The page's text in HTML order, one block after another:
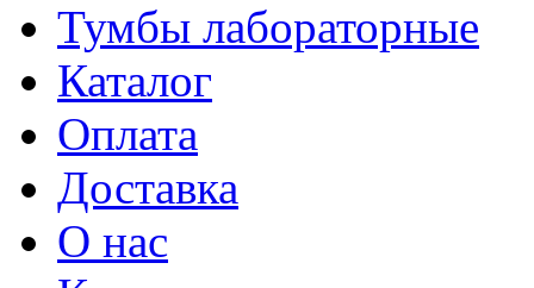
Тумбы лабораторные
Каталог
Оплата
Доставка
О нас